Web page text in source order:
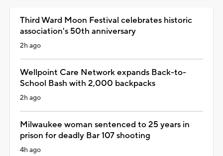
Third Ward Moon Festival celebrates historic
association's 50th anniversary
2h ago
Wellpoint Care Network expands Back-to-
School Bash with 2,000 backpacks
2h ago
Milwaukee woman sentenced to 25 years in
prison for deadly Bar 107 shooting
4h ago